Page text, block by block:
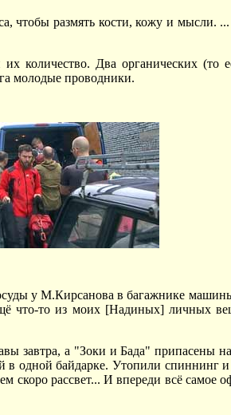
размять кости, кожу и мысли. ...
количество. Два органических (то
молодые проводники.
у М.Кирсанова в багажнике
что-то из моих [Надиных] личных
завтра, а "Зоки и Бада" припасены
одной байдарке. Утопили спиннинг и
скоро рассвет... И впереди всё самое